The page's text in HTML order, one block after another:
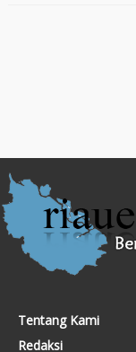
Tentang Kami
Redaksi